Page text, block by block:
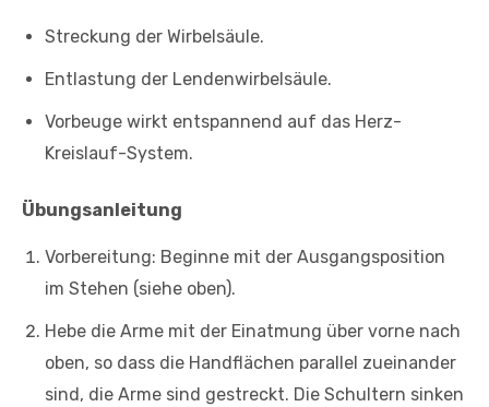
Streckung der Wirbelsäule.
Entlastung der Lendenwirbelsäule.
Vorbeuge wirkt entspannend auf das Herz-
Kreislauf-System.
Übungsanleitung
Vorbereitung: Beginne mit der Ausgangsposition
im Stehen (siehe oben).
Hebe die Arme mit der Einatmung über vorne nach
oben, so dass die Handflächen parallel zueinander
sind, die Arme sind gestreckt. Die Schultern sinken